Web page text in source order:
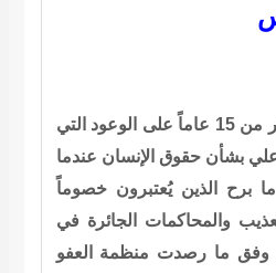
بعد مضي أكثر من 15 عاماً على الوعود التي
بشأن حقوق الإنسان عندما
زمام السلطة في العام 1987، ما برح الذين يُعتبرون خصوماً
والمحاكمات الجائرة في
وفق ما رصدت منظمة العفو